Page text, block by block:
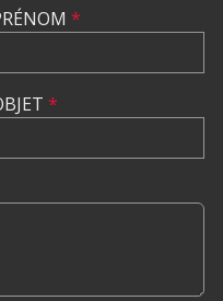
*
*